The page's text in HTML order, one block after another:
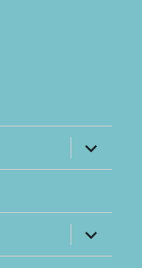
展
開
子
展
開
子